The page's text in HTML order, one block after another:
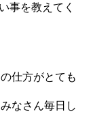
事を教えてく
仕方がとても
なさん毎日し